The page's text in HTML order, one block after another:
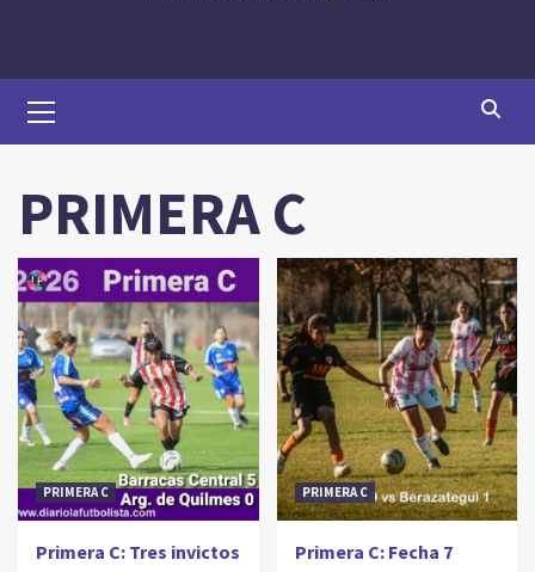
Menu
PRIMERA C
PRIMERA C
Primera C: Tres invictos
PRIMERA C
Primera C: Fecha 7